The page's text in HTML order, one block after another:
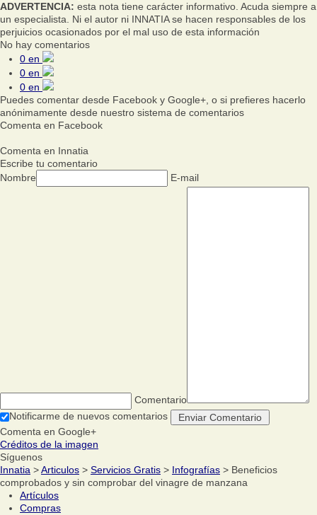
ADVERTENCIA: esta nota tiene carácter informativo. Acuda siempre a
un especialista. Ni el autor ni INNATIA se hacen responsables de los
perjuicios ocasionados por el mal uso de esta información
No hay comentarios
0 en
0 en
0 en
Puedes comentar desde Facebook y Google+, o si prefieres hacerlo
anónimamente desde nuestro sistema de comentarios
Comenta en Facebook
Comenta en Innatia
Escribe tu comentario
Nombre
E-mail
Comentario
Notificarme de nuevos comentarios
Comenta en Google+
Créditos de la imagen
Síguenos
Innatia >Articulos > Servicios Gratis > Infografías > Beneficios
comprobados y sin comprobar del vinagre de manzana
Artículos
Compras